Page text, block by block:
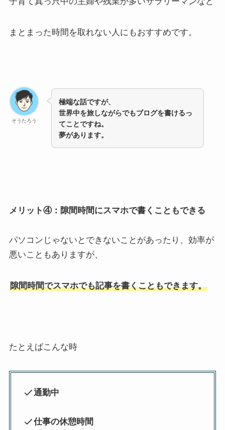
まとまった時間を取れない人にもおすすめです。
そうたろう
極端な話ですが、
世界中を旅しながらでもブログを書けるっ
てことですね。
夢があります。
メリット④：隙間時間にスマホで書くこともできる
パソコンじゃないとできないことがあったり、効率が
悪いこともありますが、
隙間時間でスマホでも記事を書くこともできます。
たとえばこんな時
通勤中
仕事の休憩時間